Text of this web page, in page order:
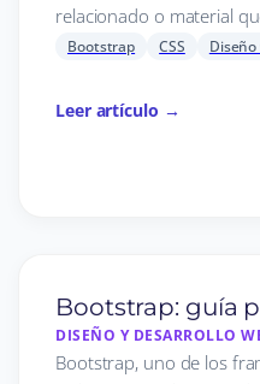
relacionado o material
Bootstrap CSS
Leer artículo →
Bootstrap: guía
DISEÑO Y DESARROLLO
Bootstrap, uno de los